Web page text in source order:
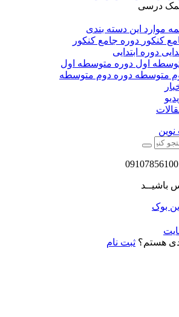
درسی
موارد این دسته بندی
دوره جامع کنکور
دوره ابتدایی
دوره متوسطه اول
دوره دوم متوسطه
باشیــد
هستم؟ ثبت نام